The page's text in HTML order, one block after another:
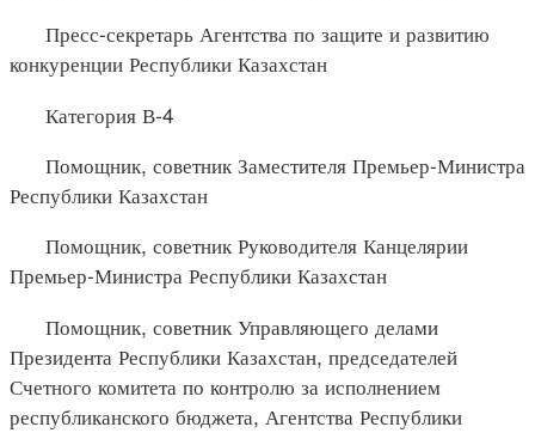
Пресс-секретарь Агентства по защите и развитию
конкуренции Республики Казахстан
Категория В-4
Помощник, советник Заместителя Премьер-Министра
Республики Казахстан
Помощник, советник Руководителя Канцелярии
Премьер-Министра Республики Казахстан
Помощник, советник Управляющего делами
Президента Республики Казахстан, председателей
Счетного комитета по контролю за исполнением
республиканского бюджета, Агентства Республики